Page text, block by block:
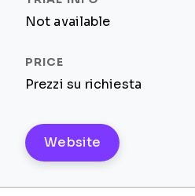
Not available
Prezzi su richiesta
Website